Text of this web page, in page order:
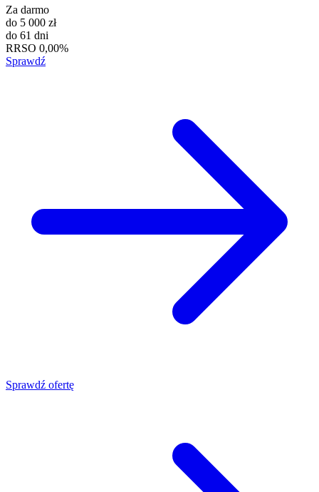
Za darmo
do 5 000 zł
do 61 dni
RRSO 0,00%
Sprawdź
Sprawdź ofertę